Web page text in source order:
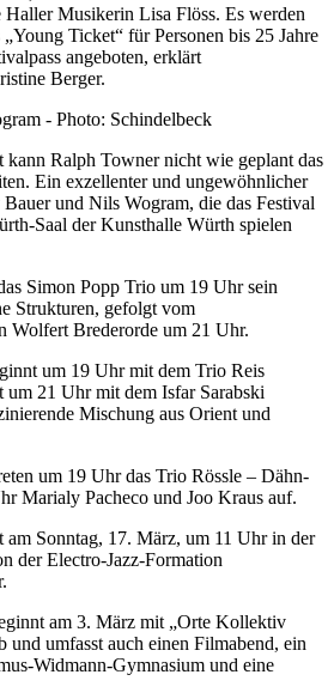
Haller Musikerin Lisa Flöss. Es werden
Ticket“ für Personen bis 25 Jahre
angeboten, erklärt
Berger.
Ralph Towner nicht wie geplant das
Ein exzellenter und ungewöhnlicher
und Nils Wogram, die das Festival
Saal der Kunsthalle Würth spielen
Simon Popp Trio um 19 Uhr sein
Strukturen, gefolgt vom
Wolfert Brederorde um 21 Uhr.
um 19 Uhr mit dem Trio Reis
um 21 Uhr mit dem Isfar Sarabski
Mischung aus Orient und
um 19 Uhr das Trio Rössle – Dähn-
Marialy Pacheco und Joo Kraus auf.
am Sonntag, 17. März, um 11 Uhr in der
der Electro-Jazz-Formation
am 3. März mit „Orte Kollektiv
und umfasst auch einen Filmabend, ein
Widmann-Gymnasium und eine